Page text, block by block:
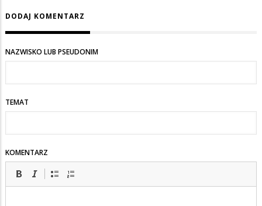
DODAJ KOMENTARZ
NAZWISKO LUB PSEUDONIM
TEMAT
KOMENTARZ